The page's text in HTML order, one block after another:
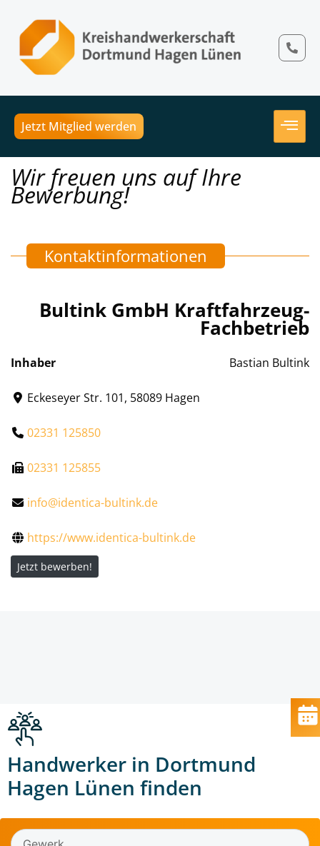
Jetzt Mitglied werden
Wir freuen uns auf Ihre
Bewerbung!
Kontaktinformationen
Bultink GmbH Kraftfahrzeug-
Fachbetrieb
Inhaber Bastian Bultink
Eckeseyer Str. 101, 58089 Hagen
02331 125850
02331 125855
info@identica-bultink.de
https://www.identica-bultink.de
Jetzt bewerben!
Handwerker in Dortmund
Hagen Lünen finden